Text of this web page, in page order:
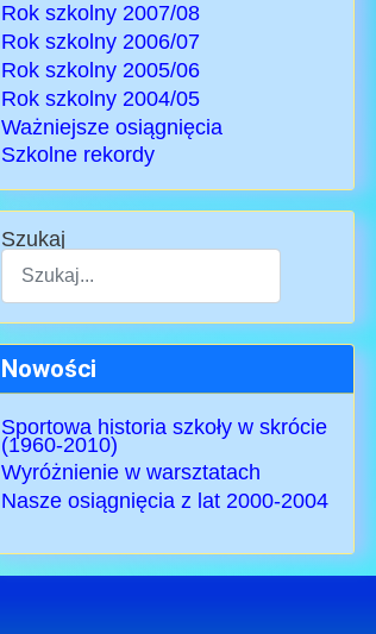
Rok szkolny 2007/08
Rok szkolny 2006/07
Rok szkolny 2005/06
Rok szkolny 2004/05
Ważniejsze osiągnięcia
Szkolne rekordy
Szukaj
Type 2 or more characters for results.
Nowości
Sportowa historia szkoły w skrócie
(1960-2010)
Wyróżnienie w warsztatach
Nasze osiągnięcia z lat 2000-2004